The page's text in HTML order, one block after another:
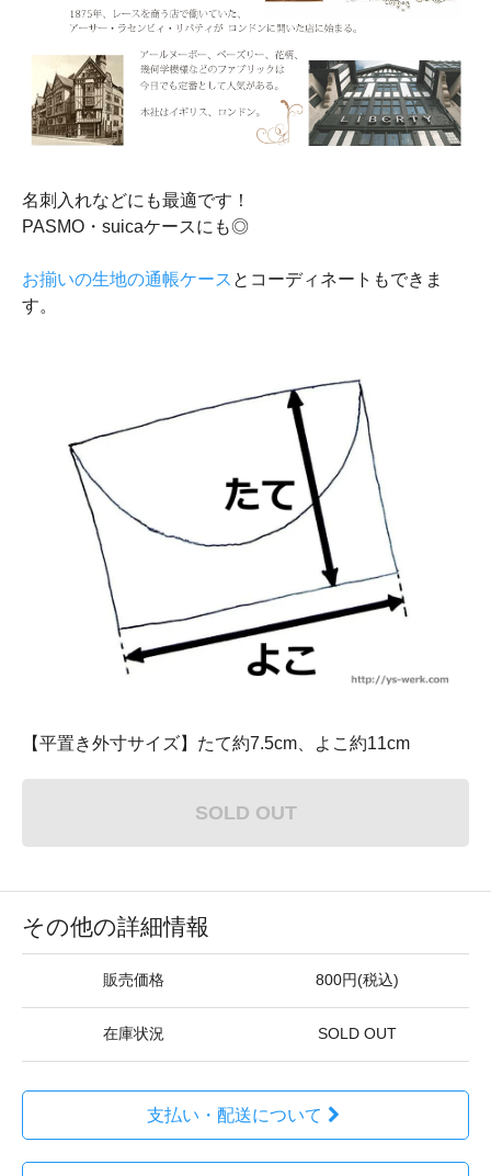
名刺入れなどにも最適です！
PASMO・suicaケースにも◎
お揃いの生地の通帳ケース とコーディネートもできま
す。
【平置き外寸サイズ】たて約7.5cm、よこ約11cm
SOLD OUT
その他の詳細情報
販売価格 800円(税込)
在庫状況 SOLD OUT
支払い・配送について